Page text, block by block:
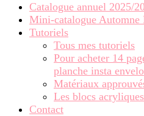
Catalogue annuel 2025/
Mini-catalogue Automne
Tutoriels
Tous mes tutoriels
Pour acheter 14
planche insta
Matériaux
Les blocs
Contact